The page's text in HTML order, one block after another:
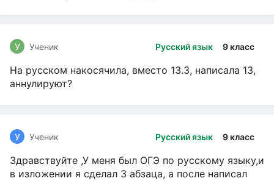
Русский язык 9 класс
У Ученик
На русском накосячила, вместо 13.3, написала 13,
аннулируют?
Русский язык 9 класс
У Ученик
Здравствуйте ,У меня был ОГЭ по русскому языку,и
в изложении я сделал 3 абзаца, а после написал